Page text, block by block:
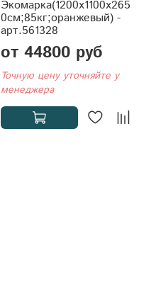
Экомарка(1200x1100x265
0см;85кг;оранжевый) -
арт.561328
от 44800 руб
Точную цену уточняйте у
менеджера